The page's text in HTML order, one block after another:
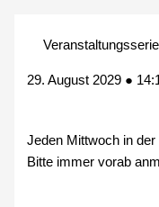
Veranstaltungsserie
29. August 2029 ●
Jeden Mittwoch in der
Bitte immer vorab